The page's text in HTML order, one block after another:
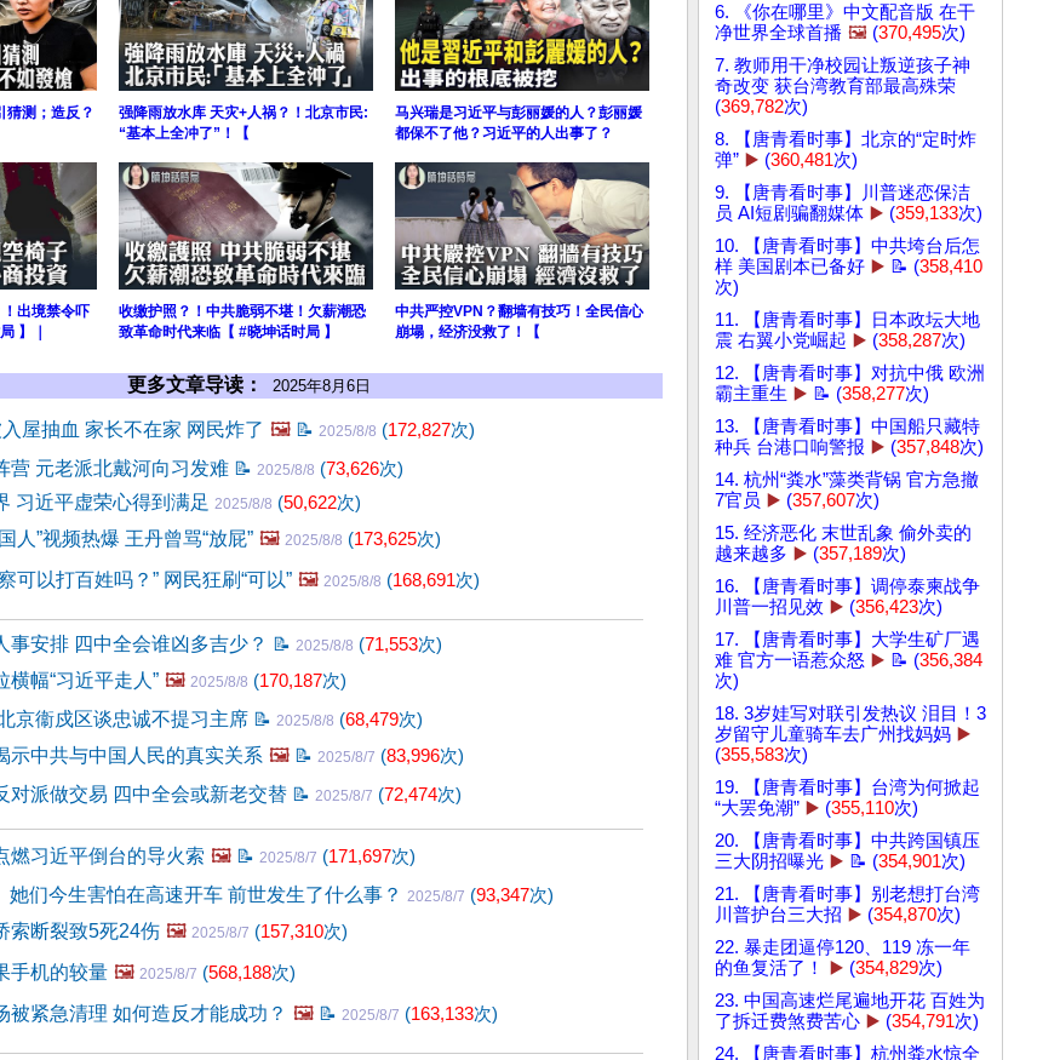
猜测；造反？
强降雨放水库 天灾+人祸？！北京市民:
“基本上全冲了”！【
马兴瑞是习近平与彭丽媛的人？彭丽媛
都保不了他？习近平的人出事了？
出境禁令吓
】｜
收缴护照？！中共脆弱不堪！欠薪潮恐
致革命时代来临【 #晓坤话时局 】
中共严控VPN？翻墙有技巧！全民信心
崩塌，经济没救了！【
更多文章导读： 2025年8月6日
屋抽血 家长不在家 网民炸了 🖼️ 📝 2025/8/8 (172,827次)
营 元老派北戴河向习发难 📝 2025/8/8 (73,626次)
习近平虚荣心得到满足 2025/8/8 (50,622次)
人”视频热爆 王丹曾骂“放屁” 🖼️ 2025/8/8 (173,625次)
可以打百姓吗？” 网民狂刷“可以” 🖼️ 2025/8/8 (168,691次)
事安排 四中全会谁凶多吉少？ 📝 2025/8/8 (71,553次)
横幅“习近平走人” 🖼️ 2025/8/8 (170,187次)
京衞戍区谈忠诚不提习主席 📝 2025/8/8 (68,479次)
示中共与中国人民的真实关系 🖼️ 📝 2025/8/7 (83,996次)
对派做交易 四中全会或新老交替 📝 2025/8/7 (72,474次)
燃习近平倒台的导火索 🖼️ 📝 2025/8/7 (171,697次)
她们今生害怕在高速开车 前世发生了什么事？ 2025/8/7 (93,347次)
索断裂致5死24伤 🖼️ 2025/8/7 (157,310次)
手机的较量 🖼️ 2025/8/7 (568,188次)
被紧急清理 如何造反才能成功？ 🖼️ 📝 2025/8/7 (163,133次)
6. 《你在哪里》中文配音版 在干
净世界全球首播 🖼️ (370,495次)
7. 教师用干净校园让叛逆孩子神
奇改变 获台湾教育部最高殊荣
(369,782次)
8. 【唐青看时事】北京的“定时炸
弹” ▶️ (360,481次)
9. 【唐青看时事】川普迷恋保洁
员 AI短剧骗翻媒体 ▶️ (359,133次)
10. 【唐青看时事】中共垮台后怎
样 美国剧本已备好 ▶️ 📝 (358,410
次)
11. 【唐青看时事】日本政坛大地
震 右翼小党崛起 ▶️ (358,287次)
12. 【唐青看时事】对抗中俄 欧洲
霸主重生 ▶️ 📝 (358,277次)
13. 【唐青看时事】中国船只藏特
种兵 台港口响警报 ▶️ (357,848次)
14. 杭州“粪水”藻类背锅 官方急撤
7官员 ▶️ (357,607次)
15. 经济恶化 末世乱象 偷外卖的
越来越多 ▶️ (357,189次)
16. 【唐青看时事】调停泰柬战争
川普一招见效 ▶️ (356,423次)
17. 【唐青看时事】大学生矿厂遇
难 官方一语惹众怒 ▶️ 📝 (356,384
次)
18. 3岁娃写对联引发热议 泪目！3
岁留守儿童骑车去广州找妈妈 ▶️
(355,583次)
19. 【唐青看时事】台湾为何掀起
“大罢免潮” ▶️ (355,110次)
20. 【唐青看时事】中共跨国镇压
三大阴招曝光 ▶️ 📝 (354,901次)
21. 【唐青看时事】别老想打台湾
川普护台三大招 ▶️ (354,870次)
22. 暴走团逼停120、119 冻一年
的鱼复活了！
▶️ (354,829次)
23. 中国高速烂尾遍地开花 百姓为
了拆迁费煞费苦心 ▶️ (354,791次)
24. 【唐青看时事】杭州粪水惊全